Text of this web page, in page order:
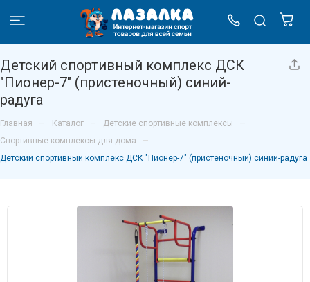
Детский спортивный комплекс ДСК
"Пионер-7" (пристеночный) синий-
радуга
Главная – Каталог – Детские спортивные комплексы –
Спортивные комплексы для дома –
Детский спортивный комплекс ДСК "Пионер-7" (пристеночный) синий-радуга